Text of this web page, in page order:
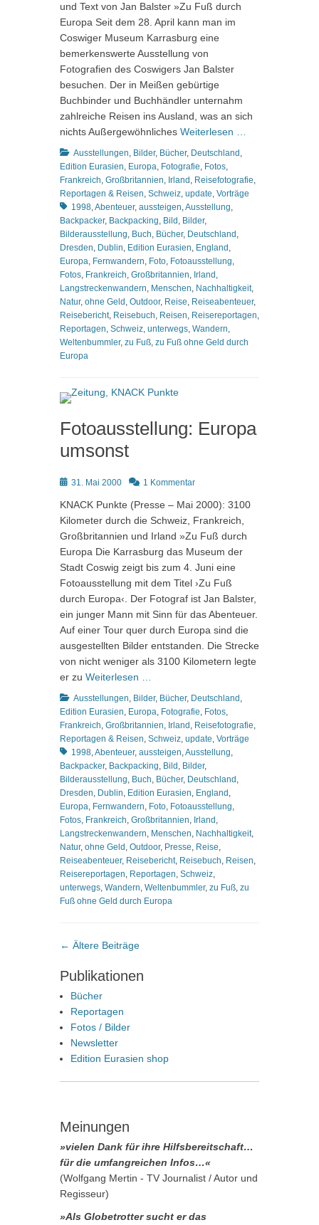
und Text von Jan Balster »Zu Fuß durch
Europa Seit dem 28. April kann man im
Coswiger Museum Karrasburg eine
bemerkenswerte Ausstellung von
Fotografien des Coswigers Jan Balster
besuchen. Der in Meißen gebürtige
Buchbinder und Buchhändler unternahm
zahlreiche Reisen ins Ausland, was an sich
nichts Außergewöhnliches Weiterlesen …
Kategorien
Ausstellungen, Bilder, Bücher, Deutschland ,
Edition Eurasien, Europa, Fotografie, Fotos,
Frankreich, Großbritannien, Irland , Reisefotografie,
Reportagen & Reisen, Schweiz, update, Vorträge
1998,Abenteuer, aussteigen,Ausstellung,
Backpacker, Backpacking, Bild , Bilder,
Bilderausstellung, Buch, Bücher, Deutschland ,
Dresden, Dublin, Edition Eurasien, England ,
Europa, Fernwandern, Foto, Fotoausstellung,
Fotos, Frankreich, Großbritannien, Irland ,
Langstreckenwandern, Menschen, Nachhaltigkeit,
Natur, ohne Geld , Outdoor, Reise, Reiseabenteuer,
Reisebericht, Reisebuch, Reisen, Reisereportagen,
Reportagen, Schweiz, unterwegs, Wandern,
Weltenbummler, zu Fuß, zu Fuß ohne Geld durch
Europa
Fotoausstellung: Europa
umsonst
Posted31. Mai 2000 1 Kommentar
KNACK Punkte (Presse – Mai 2000): 3100
Kilometer durch die Schweiz, Frankreich,
Großbritannien und Irland »Zu Fuß durch
Europa Die Karrasburg das Museum der
Stadt Coswig zeigt bis zum 4. Juni eine
Fotoausstellung mit dem Titel ›Zu Fuß
durch Europa‹. Der Fotograf ist Jan Balster,
ein junger Mann mit Sinn für das Abenteuer.
Auf einer Tour quer durch Europa sind die
ausgestellten Bilder entstanden. Die Strecke
von nicht weniger als 3100 Kilometern legte
er zu Weiterlesen …
Kategorien
Ausstellungen, Bilder, Bücher, Deutschland ,
Edition Eurasien, Europa, Fotografie, Fotos,
Frankreich, Großbritannien, Irland , Reisefotografie,
Reportagen & Reisen, Schweiz, update, Vorträge
1998,Abenteuer, aussteigen,Ausstellung,
Backpacker, Backpacking, Bild , Bilder,
Bilderausstellung, Buch, Bücher, Deutschland ,
Dresden, Dublin, Edition Eurasien, England ,
Europa, Fernwandern, Foto, Fotoausstellung,
Fotos, Frankreich, Großbritannien, Irland ,
Langstreckenwandern, Menschen, Nachhaltigkeit,
Natur, ohne Geld , Outdoor, Presse, Reise,
Reiseabenteuer, Reisebericht, Reisebuch, Reisen,
Reisereportagen, Reportagen, Schweiz,
unterwegs, Wandern, Weltenbummler, zu Fuß, zu
Fuß ohne Geld durch Europa
Beitragsnavigation
← Ältere Beiträge
Publikationen
Bücher
Reportagen
Fotos / Bilder
Newsletter
Edition Eurasien shop
Meinungen
»vielen Dank für ihre Hilfsbereitschaft…
für die umfangreichen Infos…«
(Wolfgang Mertin - TV Journalist / Autor und
Regisseur)
»Als Globetrotter sucht er das